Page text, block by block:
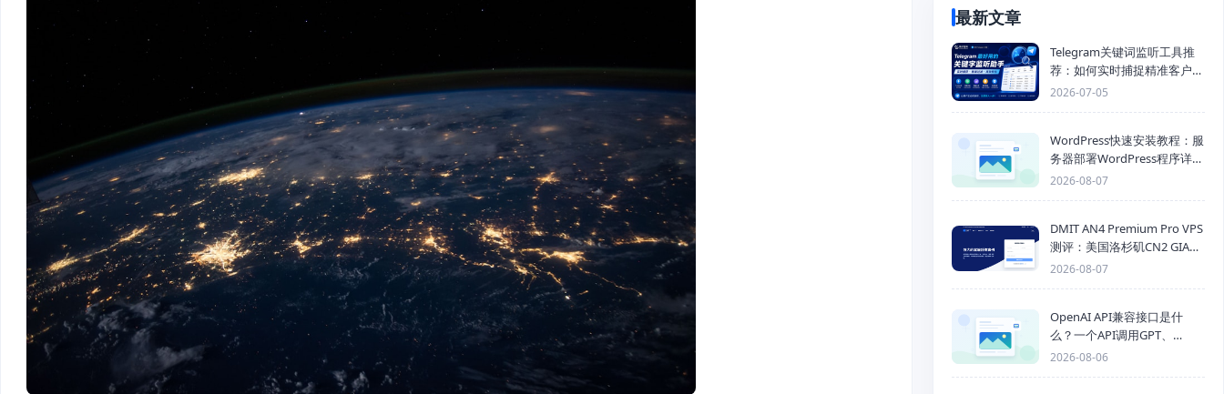
最新文章
Telegram关键词监听工具推
荐：如何实时捕捉精准客户，
提高获客效率？
2026-07-05
WordPress快速安装教程：服
务器部署WordPress程序详细
步骤
2026-08-07
DMIT AN4 Premium Pro VPS
测评：美国洛杉矶CN2 GIA三
网优化线路性能测试
2026-08-07
OpenAI API兼容接口是什
么？一个API调用GPT、
Claude、Gemini、DeepSeek
2026-08-06